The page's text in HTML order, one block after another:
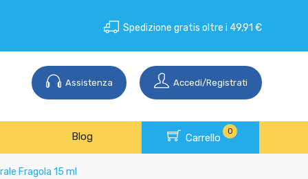
Spedizione gratis oltre i 49,91 €
Assistenza Accedi/Registrati
Blog Carrello
0
Fragola 15 ml